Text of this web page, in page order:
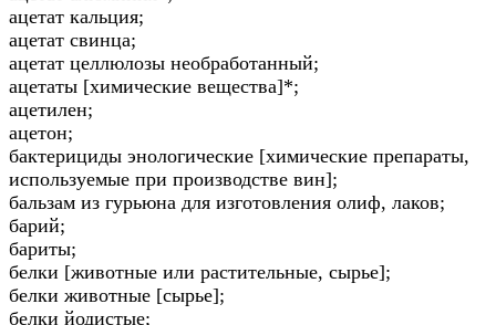
ацетат кальция;
ацетат свинца;
ацетат целлюлозы необработанный;
ацетаты [химические вещества]*;
ацетилен;
ацетон;
бактерициды энологические [химические препараты,
используемые при производстве вин];
бальзам из гурьюна для изготовления олиф, лаков;
барий;
бариты;
белки [животные или растительные, сырье];
белки животные [сырье];
белки йодистые;